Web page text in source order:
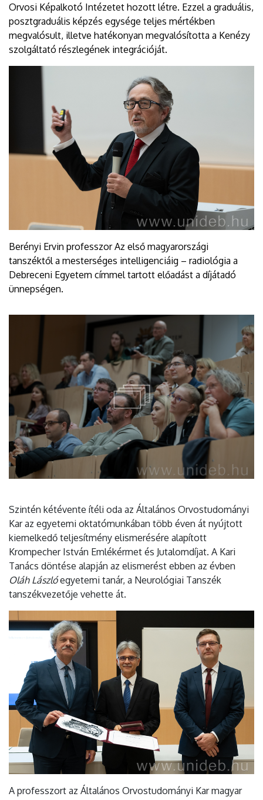
Orvosi Képalkotó Intézetet hozott létre. Ezzel a graduális,
posztgraduális képzés egysége teljes mértékben
megvalósult, illetve hatékonyan megvalósította a Kenézy
szolgáltató részlegének integrációját.
Berényi Ervin professzor Az első magyarországi
tanszéktől a mesterséges intelligenciáig – radiológia a
Debreceni Egyetem címmel tartott előadást a díjátadó
ünnepségen.
Szintén kétévente ítéli oda az Általános Orvostudományi
Kar az egyetemi oktatómunkában több éven át nyújtott
kiemelkedő teljesítmény elismerésére alapított
Krompecher István Emlékérmet és Jutalomdíjat. A Kari
Tanács döntése alapján az elismerést ebben az évben
Oláh Lászlóegyetemi tanár, a Neurológiai Tanszék
tanszékvezetője vehette át.
A professzort az Általános Orvostudományi Kar magyar